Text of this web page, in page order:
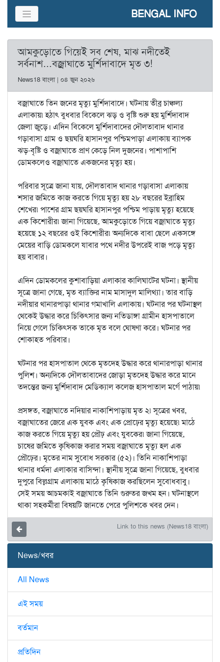
BENGAL INFO
আমকুড়োতে গিয়েই সব শেষ, মাঝ নদীতেই
সর্বনাশ...বজ্রাঘাতে মুর্শিদাবাদে মৃত ৩!
News18 বাংলা | ০৪ জুন ২০২৬
বজ্রাঘাতে তিন জনের মৃত্যু মুর্শিদাবাদে। ঘটনায় তীব্র চাঞ্চল্য
এলাকায়৷ হঠাৎ বুধবার বিকেলে ঝড় ও বৃষ্টি শুরু হয় মুর্শিদাবাদ
জেলা জুড়ে। এদিন বিকেলে মুর্শিদাবাদের দৌলতাবাদ থানার
গড়াবাসা গ্রাম ও ছয়ঘরি হাসানপুর পশ্চিমপাড়া এলাকায় ব্যাপক
ঝড়-বৃষ্টি ও বজ্রাঘাতে প্রাণ কেড়ে নিল দুজনের। পাশাপাশি
ডোমকলেও বজ্রাঘাতে একজনের মৃত্যু হয়।
পরিবার সূত্রে জানা যায়, দৌলতাবাদ থানার গড়াবাসা এলাকায়
শসার জমিতে কাজ করতে গিয়ে মৃত্যু হয় ২৮ বছরের ইব্রাহিম
শেখের৷ পাশের গ্রাম ছয়ঘরি হাসানপুর পশ্চিম পাড়ায় মৃত্যু হয়েছে
এক কিশোরীর৷ জানা গিয়েছে, আমকুড়োতে গিয়ে বজ্রাঘাতে মৃত্যু
হয়েছে ১২ বছরের ওই কিশোরীর৷ অন্যদিকে বাবা ছেলে একসঙ্গে
মেয়ের বাড়ি ডোমকলে যাবার পথে নদীর উপরেই বাজ পড়ে মৃত্যু
হয় বাবার।
এদিন ডোমকলের কুশাবাড়িয়া এলাকার কালিঘাটের ঘটনা। স্থানীয়
সূত্রে জানা গেছে, মৃত ব্যাক্তির নাম মাসাদুল মালিথ্যা। তার বাড়ি
নদীয়ার থানারপাড়া থানার গমাখালি এলাকায়। ঘটনার পর ঘটনাস্থল
থেকেই উদ্ধার করে চিকিৎসার জন্য নতিডাঙ্গা গ্রামীন হাসপাতালে
নিয়ে গেলে চিকিৎসক তাকে মৃত বলে ঘোষণা করে। ঘটনার পর
শোকাহত পরিবার।
ঘটনার পর হাসপাতাল থেকে মৃতদেহ উদ্ধার করে থানারপাড়া থানার
পুলিশ। অন্যদিকে দৌলতাবাদের জোড়া মৃতদেহ উদ্ধার করে মানে
তদন্তের জন্য মুর্শিদাবাদ মেডিক্যাল কলেজ হাসপাতাল মর্গে পাঠায়৷
প্রসঙ্গত, বজ্রাঘাতে নদিয়ার নাকাশিপাড়ায় মৃত ২৷ সূত্রের খবর,
বজ্রাঘাতের জেরে এক যুবক এবং এক প্রোঢ়ের মৃত্যু হয়েছে৷ মাঠে
কাজ করতে গিয়ে মৃত্যু হয় প্রৌঢ় এবং যুবকের৷ জানা গিয়েছে,
চাষের জমিতে কৃষিকাজ করার সময় বজ্রাঘাতে মৃত্যু হল এক
প্রৌঢ়ের। মৃতের নাম সুবোধ সরকার (৫২)। তিনি নাকাশিপাড়া
থানার ধর্মদা এলাকার বাসিন্দা। স্থানীয় সূত্রে জানা গিয়েছে, বুধবার
দুপুরে বিল্লগ্রাম এলাকায় মাঠে কৃষিকাজ করছিলেন সুবোধবাবু।
সেই সময় আচমকাই বজ্রাঘাতে তিনি গুরুতর জখম হন। ঘটনাস্থলে
থাকা সহকর্মীরা বিষয়টি জানতে পেরে পুলিশকে খবর দেন।
Link to this news (News18 বাংলা)
News/খবর
All News
এই সময়
বর্তমান
প্রতিদিন